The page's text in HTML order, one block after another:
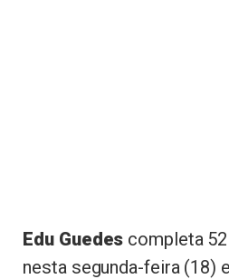
Edu Guedes completa
nesta segunda-feira (18)